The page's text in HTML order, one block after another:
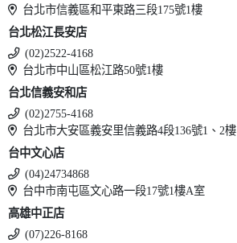
台北市信義區和平東路三段175號1樓
台北松江長安店
(02)2522-4168
台北市中山區松江路50號1樓
台北信義安和店
(02)2755-4168
台北市大安區義安里信義路4段136號1、2樓
台中文心店
(04)24734868
台中市南屯區文心路一段17號1樓A室
高雄中正店
(07)226-8168